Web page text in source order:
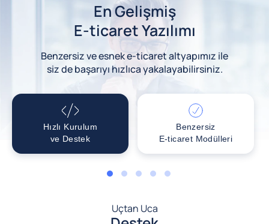
En Gelişmiş
E-ticaret Yazılımı
Benzersiz ve esnek e-ticaret altyapımız ile
siz de başarıyı hızlıca yakalayabilirsiniz.
Hızlı Kurulum
ve Destek
Benzersiz
E-ticaret Modülleri
1 2 3 4 5
Uçtan Uca